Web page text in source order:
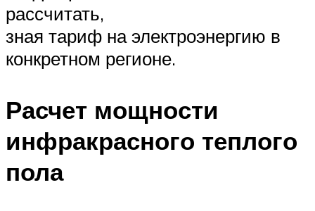
рассчитать,
зная тариф на электроэнергию в
конкретном регионе.
Расчет мощности
инфракрасного теплого
пола